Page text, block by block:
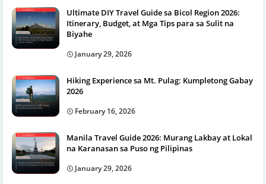
Ultimate DIY Travel Guide sa Bicol Region 2026:
Itinerary, Budget, at Mga Tips para sa Sulit na
Biyahe
January 29, 2026
Hiking Experience sa Mt. Pulag: Kumpletong Gabay
2026
February 16, 2026
Manila Travel Guide 2026: Murang Lakbay at Lokal
na Karanasan sa Puso ng Pilipinas
January 29, 2026